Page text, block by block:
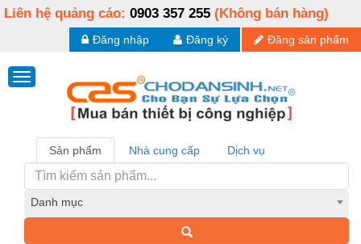
Liên hệ quảng cáo: 0903 357 255 (Không bán hàng)
Đăng sản phẩm
Đăng ký
Đăng nhập
Sản phẩm Nhà cung cấp Dịch vụ
Danh mục